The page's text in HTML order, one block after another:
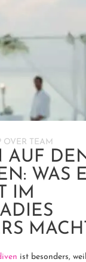
OVER TEAM
AUF
WAS
IM
ist besonders,